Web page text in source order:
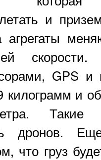
и
агрегаты
скорости.
GPS
килограмм и
Такие
дронов.
что груз